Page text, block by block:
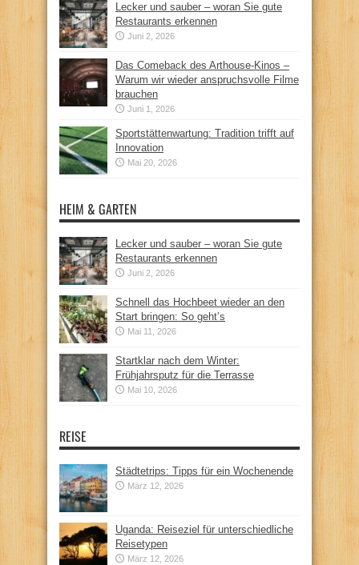
Lecker und sauber – woran Sie gute
Restaurants erkennen
Juni 2, 2026
Das Comeback des Arthouse-Kinos –
Warum wir wieder anspruchsvolle Filme
brauchen
Juni 1, 2026
Sportstättenwartung: Tradition trifft auf
Innovation
Mai 20, 2026
HEIM & GARTEN
Lecker und sauber – woran Sie gute
Restaurants erkennen
Juni 2, 2026
Schnell das Hochbeet wieder an den
Start bringen: So geht’s
Mai 11, 2026
Startklar nach dem Winter:
Frühjahrsputz für die Terrasse
Mai 10, 2026
REISE
Städtetrips: Tipps für ein Wochenende
März 12, 2026
Uganda: Reiseziel für unterschiedliche
Reisetypen
März 12, 2026